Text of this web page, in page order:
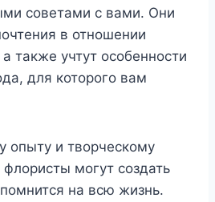
советами с вами. Они
в отношении
также учтут особенности
для которого вам
опыту и творческому
могут создать
на всю жизнь.